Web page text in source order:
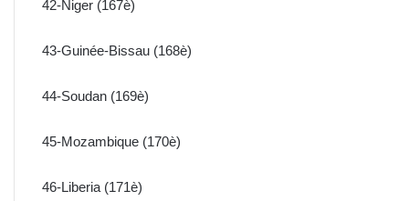
42-Niger (167è)
43-Guinée-Bissau (168è)
44-Soudan (169è)
45-Mozambique (170è)
46-Liberia (171è)